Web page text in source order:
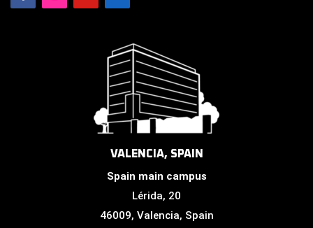
VALENCIA, SPAIN
Spain main campus
Lérida, 20
46009, Valencia, Spain